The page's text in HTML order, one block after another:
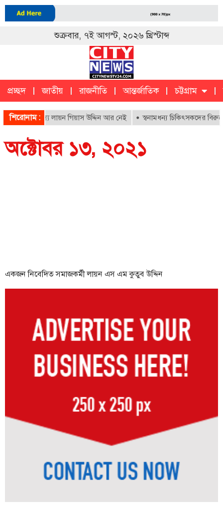
শুক্রবার, ৭ই আগস্ট, ২০২৬ খ্রিস্টাব্দ
প্রচ্ছদ জাতীয় রাজনীতি আন্তর্জাতিক চট্টগ্রাম
চট্টগ্রাম
শিরোনাম :
আজীবন সদস্য লায়ন গিয়াস উদ্দিন আর নেই স্বনামধন্য চিকিৎসকদের
অক্টোবর ১৩, ২০২১
একজন নিবেদিত সমাজকর্মী লায়ন এস এম কুতুব উদ্দিন